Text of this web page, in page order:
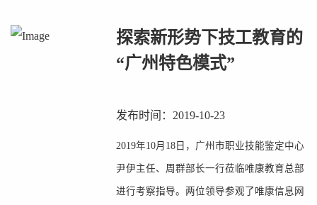
探索新形势下技工教育的
“广州特色模式”
发布时间：2019-10-23
2019年10月18日，广州市职业技能鉴定中心
尹伊主任、周群部长一行莅临唯康教育总部
进行考察指导。两位领导参观了唯康信息网